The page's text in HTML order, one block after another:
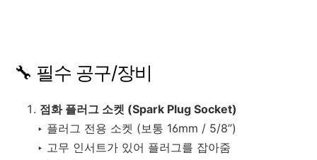
🔧 필수 공구/장비
점화 플러그 소켓 (Spark Plug Socket)
‣ 플러그 전용 소켓 (보통 16mm / 5/8”)
‣ 고무 인서트가 있어 플러그를 잡아줌